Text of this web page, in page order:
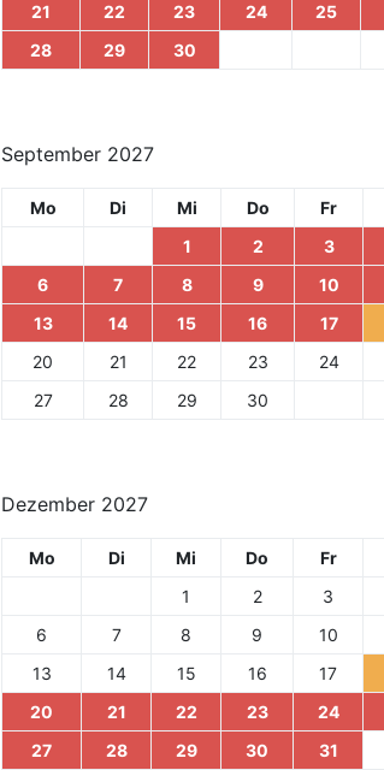
21
22 23 24 25
28
29 30
September 2027
Mo Di Mi Do Fr
1
2 3
6
7 8 9 10
13
14 15 16 17
20
21 22 23 24
27
28 29 30
Dezember 2027
Mo Di Mi Do Fr
1
2 3
6
7 8 9 10
13
14 15 16 17
20
21 22 23 24
27
28 29 30 31